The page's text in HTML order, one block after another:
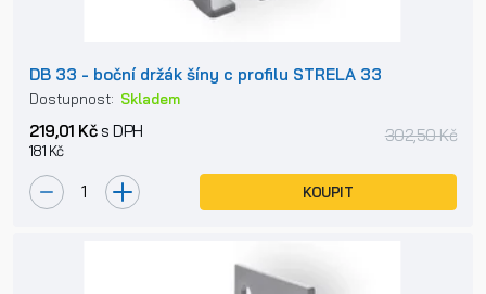
DB 33 - boční držák šíny c profilu STRELA 33
Dostupnost: Skladem
219,01 Kčs DPH
181 Kč
302,50 Kč
KOUPIT